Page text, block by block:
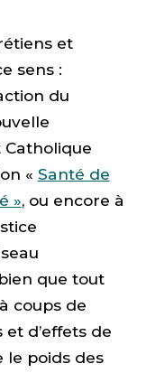
et
sens :
du
« Santé de
», ou encore à
que tout
coups de
d’effets de
le poids des